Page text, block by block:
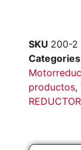
SKU 200-2
Categories
productos,